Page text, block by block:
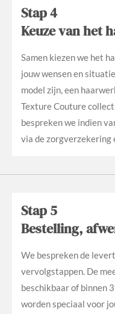
Stap 4
Keuze van het
Samen kiezen we het
jouw wensen en
model zijn, een
Texture Couture
bespreken we indien
via de zorgverzekering
Stap 5
Bestelling,
We bespreken de
vervolgstappen. De
beschikbaar of binnen
worden speciaal voor